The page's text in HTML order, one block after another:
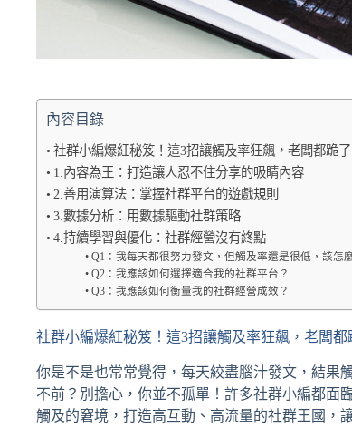
內容目錄
社群小編爆紅秘笈！這3招讓觸及率狂飆，老闆都跪了
1.內容為王：打造讓人忍不住分享的吸睛內容
2.善用演算法：掌握社群平台的遊戲規則
3.數據分析：用數據驅動社群策略
4.持續學習與優化：社群經營沒有終點
Q1：我每天都很努力發文，但觸及率還是很低，該怎
Q2：我應該如何選擇適合我的社群平台？
Q3：我應該如何衡量我的社群經營成效？
社群小編爆紅秘笈！這3招讓觸及率狂飆，老闆都
你是不是也常常覺得，每天絞盡腦汁發文，結果
不前？別擔心，你並不孤單！許多社群小編都面
觸及的窘境，打造高互動、高流量的社群王國，